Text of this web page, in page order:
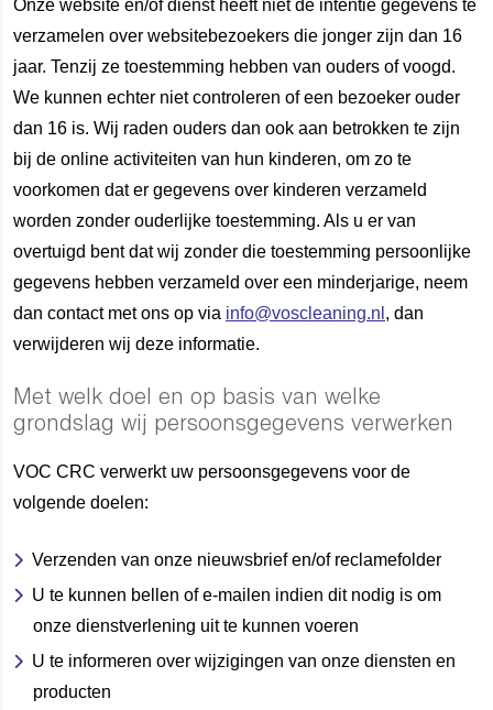
Onze website en/of dienst heeft niet de intentie gegevens te
verzamelen over websitebezoekers die jonger zijn dan 16
jaar. Tenzij ze toestemming hebben van ouders of voogd.
We kunnen echter niet controleren of een bezoeker ouder
dan 16 is. Wij raden ouders dan ook aan betrokken te zijn
bij de online activiteiten van hun kinderen, om zo te
voorkomen dat er gegevens over kinderen verzameld
worden zonder ouderlijke toestemming. Als u er van
overtuigd bent dat wij zonder die toestemming persoonlijke
gegevens hebben verzameld over een minderjarige, neem
dan contact met ons op via info@voscleaning.nl , dan
verwijderen wij deze informatie.
Met welk doel en op basis van welke
grondslag wij persoonsgegevens verwerken
VOC CRC verwerkt uw persoonsgegevens voor de
volgende doelen:
Verzenden van onze nieuwsbrief en/of reclamefolder
U te kunnen bellen of e-mailen indien dit nodig is om
onze dienstverlening uit te kunnen voeren
U te informeren over wijzigingen van onze diensten en
producten